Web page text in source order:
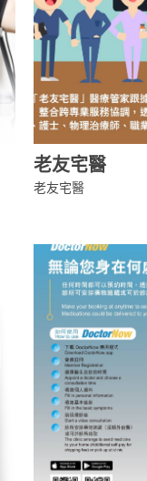
老友宅醫
老友宅醫